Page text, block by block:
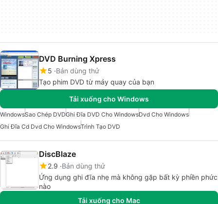
DVD Burning Xpress
5 Bản dùng thử
Tạo phim DVD từ máy quay của bạn
Tải xuống cho Windows
WindowsSao Chép DVDGhi Đĩa DVD Cho WindowsDvd Cho Windows
Ghi Đĩa Cd Dvd Cho WindowsTrình Tạo DVD
DiscBlaze
2.9 Bản dùng thử
Ứng dụng ghi đĩa nhẹ mà không gặp bất kỳ phiền phức
nào
Tải xuống cho Mac